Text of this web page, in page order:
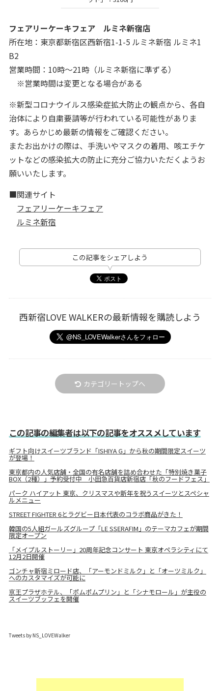
フェアリーケーキフェア ルミネ新宿店
所在地：東京都新宿区西新宿1-1-5 ルミネ新宿 ルミネ1
B2
営業時間：10時〜21時（ルミネ新宿に準ずる）
※営業時間は変更となる場合がある
※新型コロナウイルス感染症拡大防止の観点から、各自
治体により自粛要請等が行われている可能性がありま
す。あらかじめ最新の情報をご確認ください。
またお出かけの際は、手洗いやマスクの着用、咳エチケ
ットなどの感染拡大の防止に充分ご協力いただくようお
願いいたします。
■関連サイト
フェアリーケーキフェア
ルミネ新宿
この記事をシェアしよう
西新宿LOVE WALKERの最新情報を購読しよう
カテゴリートップへ
この記事の編集者は以下の記事をオススメしています
ギフト向けスイーツブランド「ISHIYA G」から秋の期間限定スイーツ
が登場！
東京都内の人気店舗・全国の有名店舗を詰め合わせた「特別焼き菓子
BOX（2種）」予約受付中 小田急百貨店新宿店「秋のフードフェス」
パーク ハイアット 東京、クリスマスや新年を祝うスイーツとスペシャ
ルメニュー
STREET FIGHTER 6とラグビー日本代表のコラボ商品がきた！
韓国の5人組ガールズグループ「LE SSERAFIM」のテーマカフェが期間
限定オープン
「メイプルストーリー」20周年記念コンサート 東京オペラシティにて
12月2日開催
ゴンチャ新宿ミロード店、「アーモンドミルク」と「オーツミルク」
へのカスタマイズが可能に
京王プラザホテル、「ポムポムプリン」と「シナモロール」が主役の
スイーツブッフェを開催
Tweets by NS_LOVEWalker